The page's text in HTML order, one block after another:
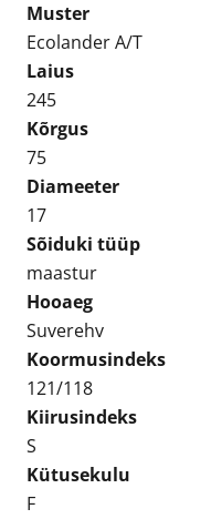
kogus
Muster
Ecolander A/T
Laius
245
Kõrgus
75
Diameeter
17
Sõiduki tüüp
maastur
Hooaeg
Suverehv
Koormusindeks
121/118
Kiirusindeks
S
Kütusekulu
F